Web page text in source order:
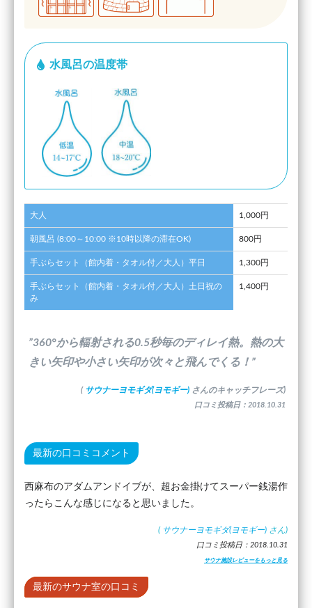
水風呂の温度帯
大人 1,000円
朝風呂 (8:00～10:00 ※10時以降の滞在OK) 800円
手ぶらセット（館内着・タオル付／大人）平日 1,300円
手ぶらセット（館内着・タオル付／大人）土日祝の
み
1,400円
”360°から輻射される0.5秒毎のディレイ熱。熱の大
きい矢印や小さい矢印が次々と飛んでくる！”
( サウナーヨモギダ(ヨモギー) さんのキャッチフレーズ)
口コミ投稿日：2018.10.31
最新の口コミコメント
西麻布のアダムアンドイブが、超お金掛けてスーパー銭湯作
ったらこんな感じになると思いました。
( サウナーヨモギダ(ヨモギー) さん)
口コミ投稿日：2018.10.31
サウナ施設レビューをもっと見る
最新のサウナ室の口コミ